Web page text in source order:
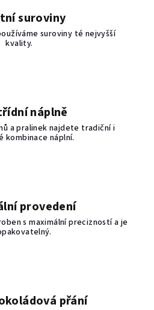
suroviny
suroviny té nejvyšší
kvality.
náplně
a pralinek najdete tradiční i
kombinace náplní.
provedení
s maximální precizností a je
přání